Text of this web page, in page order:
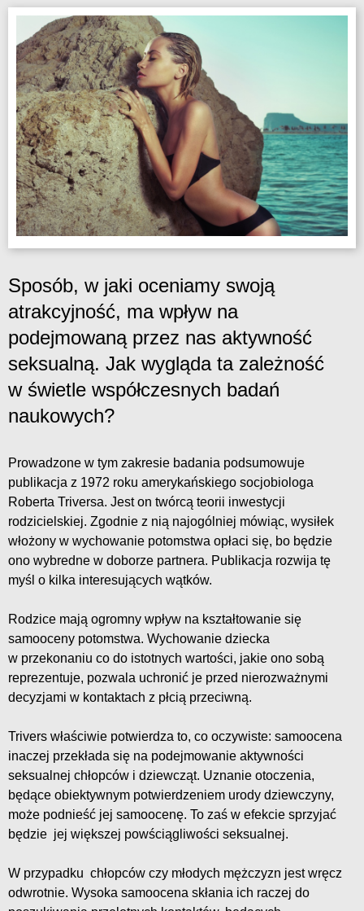
Sposób, w jaki oceniamy swoją
atrakcyjność, ma wpływ na
podejmowaną przez nas aktywność
seksualną. Jak wygląda ta zależność
w świetle współczesnych badań
naukowych?
Prowadzone w tym zakresie badania podsumowuje
publikacja z 1972 roku amerykańskiego socjobiologa
Roberta Triversa. Jest on twórcą teorii inwestycji
rodzicielskiej. Zgodnie z nią najogólniej mówiąc, wysiłek
włożony w wychowanie potomstwa opłaci się, bo będzie
ono wybredne w doborze partnera. Publikacja rozwija tę
myśl o kilka interesujących wątków.
Rodzice mają ogromny wpływ na kształtowanie się
samooceny potomstwa. Wychowanie dziecka
w przekonaniu co do istotnych wartości, jakie ono sobą
reprezentuje, pozwala uchronić je przed nierozważnymi
decyzjami w kontaktach z płcią przeciwną.
Trivers właściwie potwierdza to, co oczywiste: samoocena
inaczej przekłada się na podejmowanie aktywności
seksualnej chłopców i dziewcząt. Uznanie otoczenia,
będące obiektywnym potwierdzeniem urody dziewczyny,
może podnieść jej samoocenę. To zaś w efekcie sprzyjać
będzie jej większej powściągliwości seksualnej.
W przypadku chłopców czy młodych mężczyzn jest wręcz
odwrotnie. Wysoka samoocena skłania ich raczej do